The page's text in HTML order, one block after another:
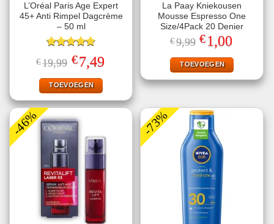
L’Oréal Paris Age Expert
45+ Anti Rimpel Dagcrème
– 50 ml
Gewaardeerd
4.80uit 5
€19,99 Oorspronkelijke
prijs
was:
€19,99.
€7,49Huidige
prijs
TOEVOEGEN
La Paay Kniekousen
Mousse Espresso One
Size/4Pack 20 Denier
€9,99 Oorspronkelijke
prijs
was:
€9,99.
€1,00
is:
€1,00.
TOEVOEGEN
-46% -73%